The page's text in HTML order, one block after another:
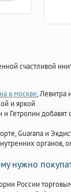
счастливой
в москве, Левитра
и яркой
и Гетропин
Guarana и
органов,
нужно
России